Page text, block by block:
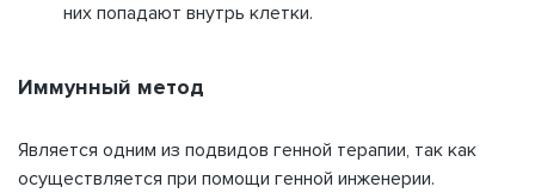
них попадают внутрь клетки.
Иммунный метод
Является одним из подвидов генной терапии, так как
осуществляется при помощи генной инженерии.